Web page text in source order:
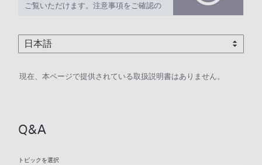
ご覧いただけます。注意事項をご確認の
現在、本ページで提供されている取扱説明書はありません。
Q&A
トピックを選択